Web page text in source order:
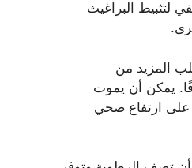
لتثبيط البراغيث
المزيد من
يمكن أن يموت
على ارتفاع صحي